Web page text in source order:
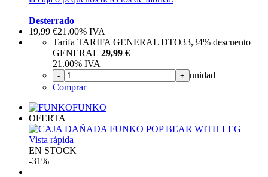
Desterrado
19,99 €21.00% IVA
Tarifa TARIFA GENERAL DTO33,34% descuento
GENERAL 29,99 €
21.00% IVA
- + unidad
Comprar
FUNKO
OFERTA
Vista rápida
EN STOCK
-31%